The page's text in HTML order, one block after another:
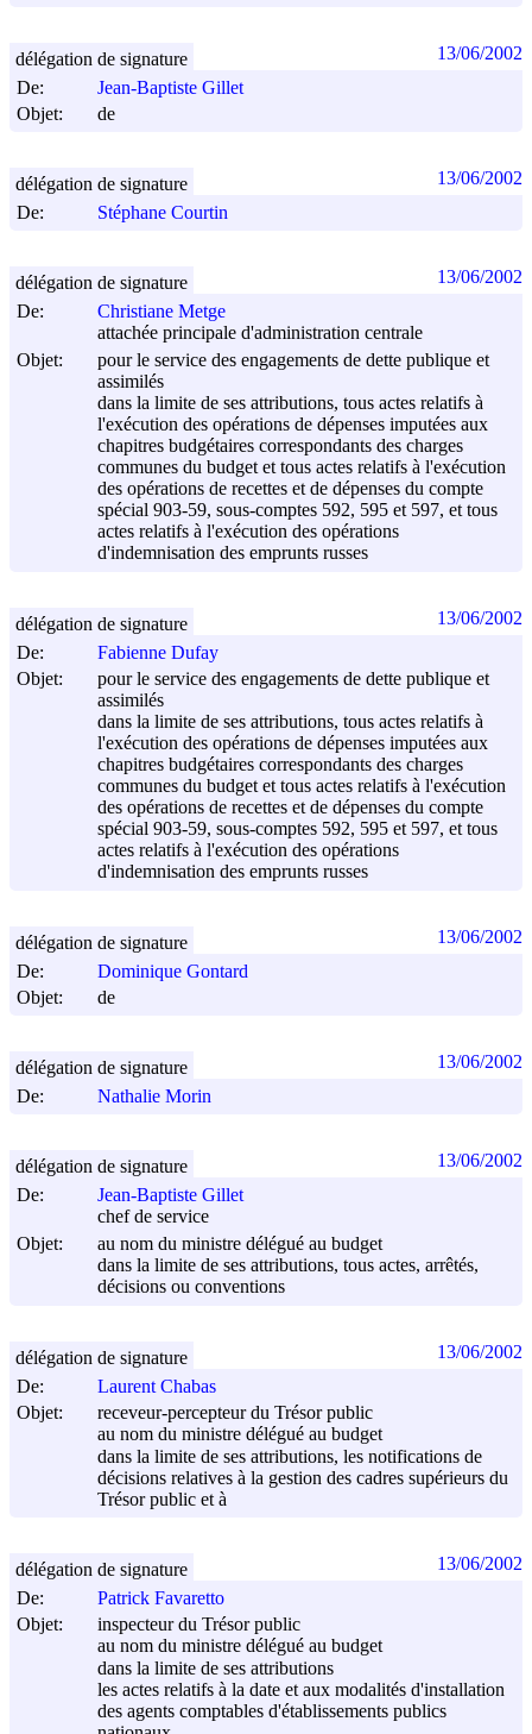
De:
Jean-Baptiste Gillet
Objet:
de
délégation de signature 13/06/2002
De: Stéphane Courtin
délégation de signature 13/06/2002
De:
Christiane Metge
attachée principale d'administration centrale
Objet:
pour le service des engagements de dette publique et
assimilés
dans la limite de ses attributions, tous actes relatifs à
l'exécution des opérations de dépenses imputées aux
chapitres budgétaires correspondants des charges
communes du budget et tous actes relatifs à l'exécution
des opérations de recettes et de dépenses du compte
spécial 903-59, sous-comptes 592, 595 et 597, et tous
actes relatifs à l'exécution des opérations
d'indemnisation des emprunts russes
délégation de signature 13/06/2002
De:
Fabienne Dufay
Objet:
pour le service des engagements de dette publique et
assimilés
dans la limite de ses attributions, tous actes relatifs à
l'exécution des opérations de dépenses imputées aux
chapitres budgétaires correspondants des charges
communes du budget et tous actes relatifs à l'exécution
des opérations de recettes et de dépenses du compte
spécial 903-59, sous-comptes 592, 595 et 597, et tous
actes relatifs à l'exécution des opérations
d'indemnisation des emprunts russes
délégation de signature 13/06/2002
De:
Dominique Gontard
Objet:
de
délégation de signature 13/06/2002
De: Nathalie Morin
délégation de signature 13/06/2002
De:
Jean-Baptiste Gillet
chef de service
Objet:
au nom du ministre délégué au budget
dans la limite de ses attributions, tous actes, arrêtés,
décisions ou conventions
délégation de signature 13/06/2002
De:
Laurent Chabas
Objet:
receveur-percepteur du Trésor public
au nom du ministre délégué au budget
dans la limite de ses attributions, les notifications de
décisions relatives à la gestion des cadres supérieurs du
Trésor public et à
délégation de signature 13/06/2002
De:
Patrick Favaretto
Objet:
inspecteur du Trésor public
au nom du ministre délégué au budget
dans la limite de ses attributions
les actes relatifs à la date et aux modalités d'installation
des agents comptables d'établissements publics
délégation de signature 13/06/2002